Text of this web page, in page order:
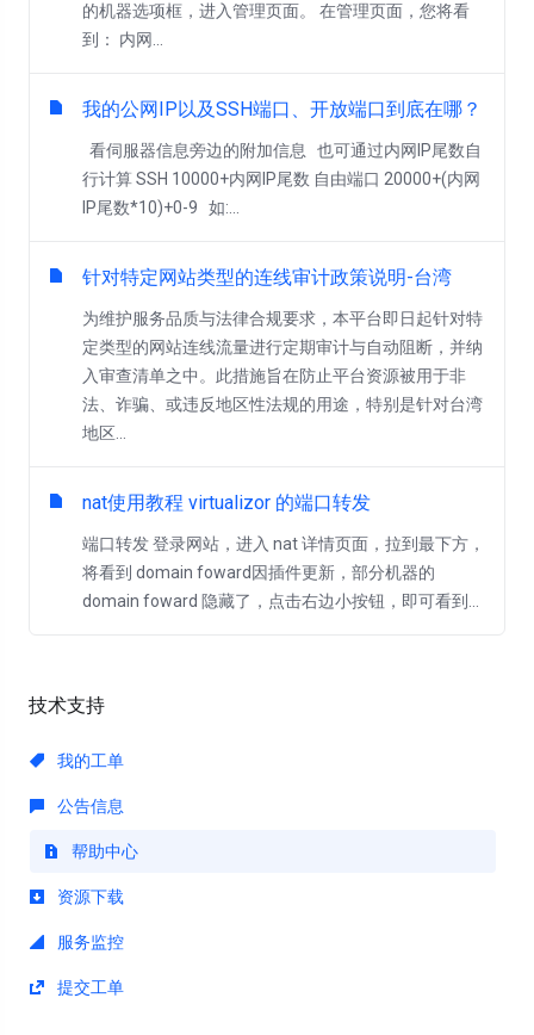
技术支持
我的工单
公告信息
帮助中心
资源下载
服务监控
提交工单
的机器选项框，进入管理页面。 在管理页面，您将看
到： 内网...
我的公网IP以及SSH端口、开放端口到底在哪？
看伺服器信息旁边的附加信息 也可通过内网IP尾数自
行计算 SSH 10000+内网IP尾数 自由端口 20000+(内网
IP尾数*10)+0-9 如:...
针对特定网站类型的连线审计政策说明-台湾
为维护服务品质与法律合规要求，本平台即日起针对特
定类型的网站连线流量进行定期审计与自动阻断，并纳
入审查清单之中。此措施旨在防止平台资源被用于非
法、诈骗、或违反地区性法规的用途，特别是针对台湾
地区...
nat使用教程 virtualizor 的端口转发
端口转发 登录网站，进入 nat 详情页面，拉到最下方，
将看到 domain foward因插件更新，部分机器的
domain foward 隐藏了，点击右边小按钮，即可看到...